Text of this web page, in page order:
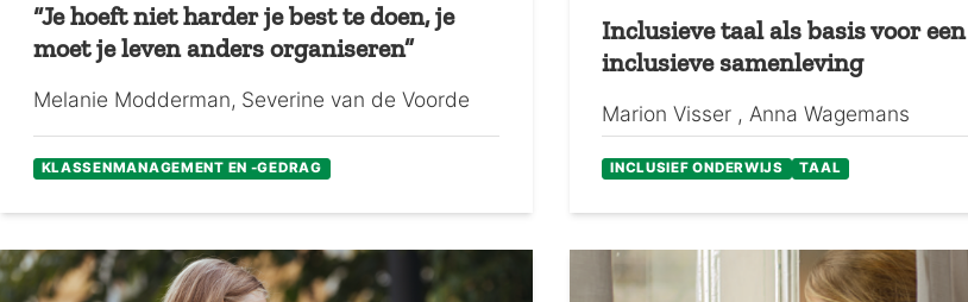
“Je hoeft niet harder je best te doen, je
moet je leven anders organiseren”
Melanie Modderman Severine van de Voorde
KLASSENMANAGEMENT EN -GEDRAG
Inclusieve taal als basis voor een
inclusieve samenleving
Marion Visser Anna Wagemans
INCLUSIEF ONDERWIJS TAAL